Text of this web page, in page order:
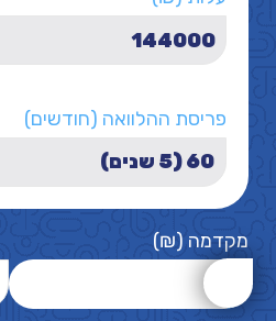
פריסת ההלוואה (חודשים)
מקדמה (₪)